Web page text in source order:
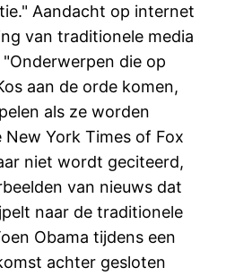
Aandacht op internet
van traditionele media
die op
aan de orde komen,
als ze worden
York Times of Fox
niet wordt geciteerd,
van nieuws dat
naar de traditionele
Obama tijdens een
achter gesloten